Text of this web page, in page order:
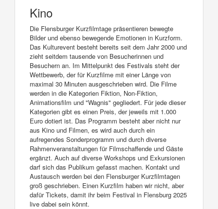
Kino
Die Flensburger Kurzfilmtage präsentieren bewegte
Bilder und ebenso bewegende Emotionen in Kurzform.
Das Kulturevent besteht bereits seit dem Jahr 2000 und
zieht seitdem tausende von Besucherinnen und
Besuchern an. Im Mittelpunkt des Festivals steht der
Wettbewerb, der für Kurzfilme mit einer Länge von
maximal 30 Minuten ausgeschrieben wird. Die Filme
werden in die Kategorien Fiktion, Non-Fiktion,
Animationsfilm und "Wagnis" gegliedert. Für jede dieser
Kategorien gibt es einen Preis, der jeweils mit 1.000
Euro dotiert ist. Das Programm besteht aber nicht nur
aus Kino und Filmen, es wird auch durch ein
aufregendes Sonderprogramm und durch diverse
Rahmenveranstaltungen für Filmschaffende und Gäste
ergänzt. Auch auf diverse Workshops und Exkursionen
darf sich das Publikum gefasst machen. Kontakt und
Austausch werden bei den Flensburger Kurzfilmtagen
groß geschrieben. Einen Kurzfilm haben wir nicht, aber
dafür Tickets, damit ihr beim Festival in Flensburg 2025
live dabei sein könnt.